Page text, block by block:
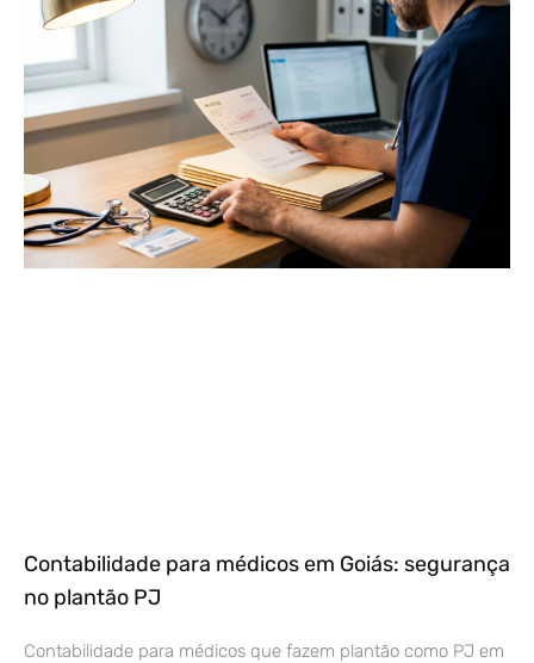
Contabilidade para médicos em Goiás: segurança
no plantão PJ
Contabilidade para médicos que fazem plantão como PJ em